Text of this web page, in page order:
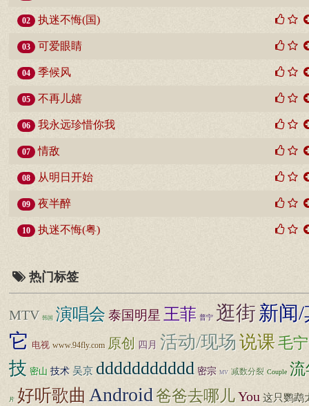
02 执迷不悔(国)
03 可爱眼睛
04 季候风
05 不再儿嬉
06 我永远珍惜你我
07 情敌
08 从明日开始
09 夜半醉
10 执迷不悔(粤)
热门标签
MTV 韩国 演唱会泰国明星 王菲 普宁 逛街新闻/
它 电视 www.94fly.com 原创 四月 活动/现场说课毛宁
技 密山 技术 吴京 ddddddddddd 密宗 MV 减数分裂 Couple 流
片 好听歌曲 Android爸爸去哪儿You 这只鹦鹉